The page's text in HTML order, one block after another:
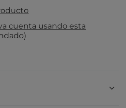
cuenta usando esta